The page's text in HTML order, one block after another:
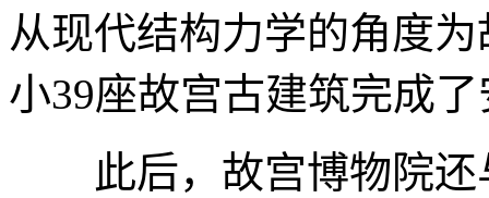
从现代结构力学的角度
小39座故宫古建筑完成
此后，故宫博物院还